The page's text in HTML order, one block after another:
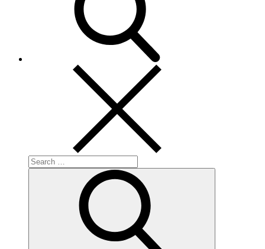
Search
for: